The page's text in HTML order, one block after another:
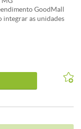
GoodMall
integrar as unidades
/ Sistema de
de 6 x 3,15
de estacionamento